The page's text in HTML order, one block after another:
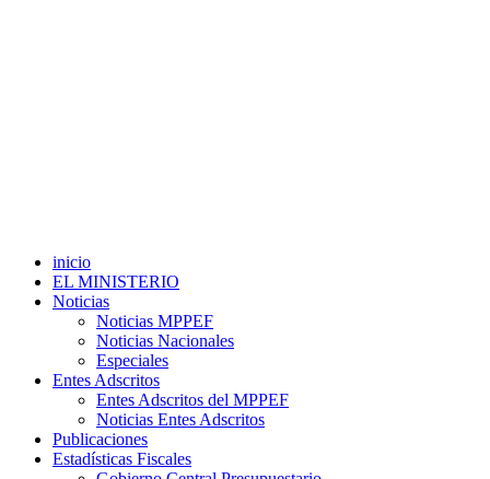
inicio
EL MINISTERIO
Noticias
Noticias MPPEF
Noticias Nacionales
Especiales
Entes Adscritos
Entes Adscritos del MPPEF
Noticias Entes Adscritos
Publicaciones
Estadísticas Fiscales